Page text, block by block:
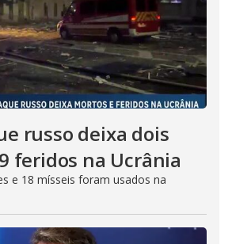
russo deixa dois
feridos na Ucrânia
e 18 mísseis foram usados na